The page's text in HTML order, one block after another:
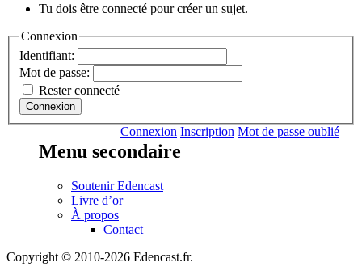
Tu dois être connecté pour créer un sujet.
Connexion
Identifiant:
Mot de passe:
Rester connecté
Connexion
Connexion Inscription Mot de passe oublié
Menu secondaire
Soutenir Edencast
Livre d’or
À propos
Contact
Copyright © 2010-2026 Edencast.fr.